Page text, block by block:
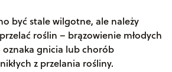
być stale wilgotne, ale należy
roślin – brązowienie młodych
oznaka gnicia lub chorób
z przelania rośliny.